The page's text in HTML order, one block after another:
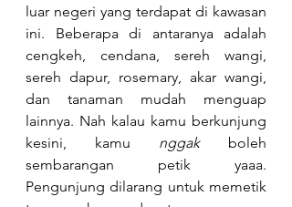
luar negeri yang terdapat di kawasan
ini. Beberapa di antaranya adalah
cengkeh, cendana, sereh wangi,
sereh dapur, rosemary, akar wangi,
dan tanaman mudah menguap
lainnya. Nah kalau kamu berkunjung
kesini, kamu nggak
boleh
sembarangan petik yaaa.
Pengunjung dilarang untuk memetik